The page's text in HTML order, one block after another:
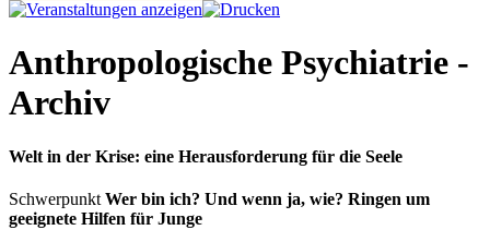
Anthropologische Psychiatrie -
Archiv
Welt in der Krise: eine Herausforderung für die Seele
Schwerpunkt Wer bin ich? Und wenn ja, wie? Ringen um
geeignete Hilfen für Junge